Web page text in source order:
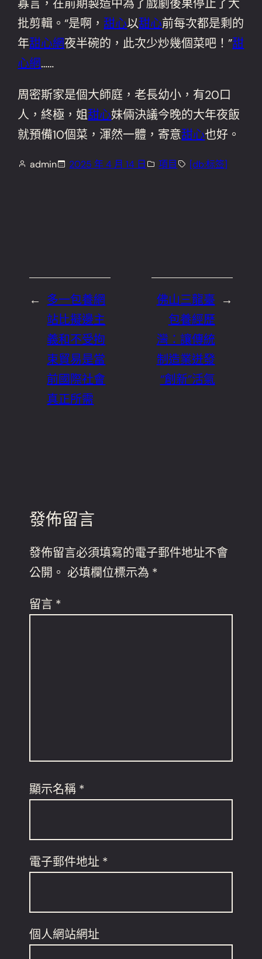
寡言，在前期製造中為了戲劇後果停止了大
批剪輯。“是啊，甜心以甜心前每次都是剩的
年甜心網夜半碗的，此次少炒幾個菜吧！”甜
心網……
周密斯家是個大師庭，老長幼小，有20口
人，終極，姐甜心妹倆決議今晚的大年夜飯
就預備10個菜，渾然一體，寄意甜心也好。
admin 2025 年 4 月 14 日 項目 [db:标签]
← 多一包養網
站比擬邊主
義和不受拘
束貿易是當
前國際社會
真正所需
→
佛山三龍臺
包養經歷
灣：讓傳統
制造業迸發
“創新”活氣
發佈留言
發佈留言必須填寫的電子郵件地址不會
公開。 必填欄位標示為 *
留言 *
顯示名稱 *
電子郵件地址 *
個人網站網址